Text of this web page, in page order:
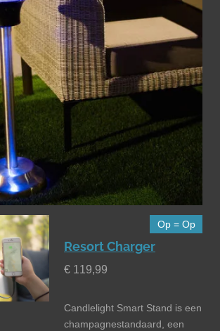
Op = Op
Resort Charger
€ 119,99
Candlelight Smart Stand is een
champagnestandaard, een